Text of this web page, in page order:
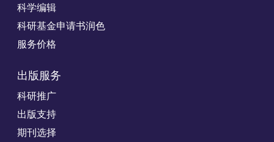
科学编辑
科研基金申请书润色
服务价格
出版服务
科研推广
出版支持
期刊选择